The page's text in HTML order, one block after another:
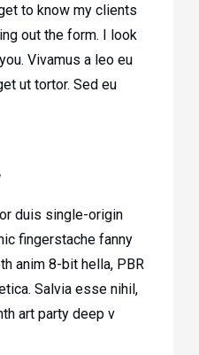
to know my clients
out the form. I look
Vivamus a leo eu
ut tortor. Sed eu
duis single-origin
fingerstache fanny
anim 8-bit hella, PBR
Salvia esse nihil,
art party deep v